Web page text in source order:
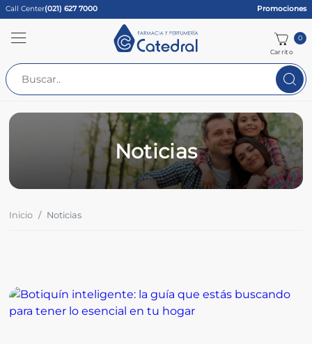
Call Center(021) 627 7000 Promociones
Carrito
0
Noticias
Inicio Noticias